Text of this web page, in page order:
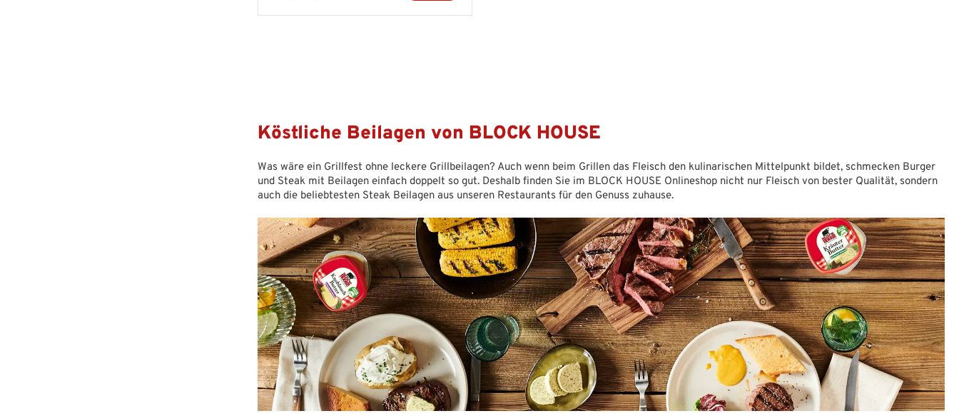
Köstliche Beilagen von BLOCK HOUSE
Was wäre ein Grillfest ohne leckere Grillbeilagen? Auch wenn beim Grillen das Fleisch den kulinarischen Mittelpunkt bildet, schmecken Burger
und Steak mit Beilagen einfach doppelt so gut. Deshalb finden Sie im BLOCK HOUSE Onlineshop nicht nur Fleisch von bester Qualität, sondern
auch die beliebtesten Steak Beilagen aus unseren Restaurants für den Genuss zuhause.